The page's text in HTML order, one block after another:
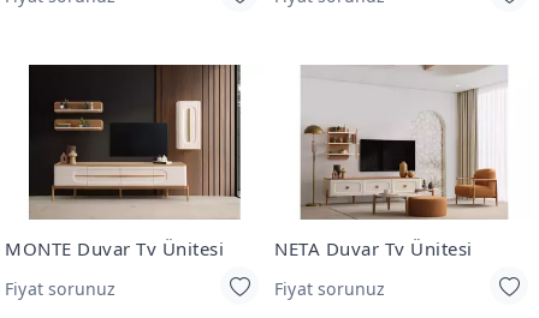
MONTE Duvar Tv Ünitesi
Fiyat sorunuz
NETA Duvar Tv Ünitesi
Fiyat sorunuz